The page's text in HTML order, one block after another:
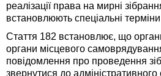
реалізації права на мирні
встановлюють спеціальні
Стаття 182 встановлює, що
органи місцевого
повідомлення про проведення
звернутися до адміністративного